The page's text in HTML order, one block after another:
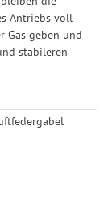
Antriebs voll
Gas geben und
stabileren